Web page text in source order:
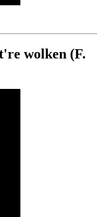
wolken (F.